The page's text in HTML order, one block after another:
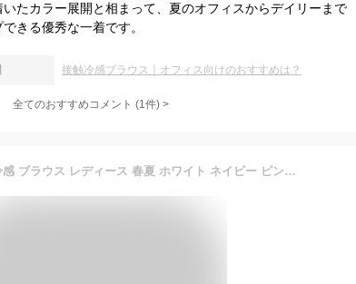
たカラー展開と相まって、夏のオフィスからデイリーまで
きる優秀な一着です。
接触冷感ブラウス｜オフィス向けのおすすめは？
全てのおすすめコメント (1件) >
【洋服の青山】接触冷感 ブラウス レディース 春夏 ホワイト ネイビー ピンク 半袖 キーネック 大きなサイズ ひんやり 冷たい 洗える ストレッチ 動きやすい 紫外線対策 防シワ シワになりにくい ビジネス オフィス 仕事 セレモニー 結婚式 カジュアル トップス 白 紺 xyz